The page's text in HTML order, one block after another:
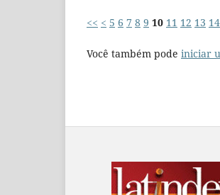
<< < 5 6 7 8 9 10 11 12 13 14
Você também pode iniciar